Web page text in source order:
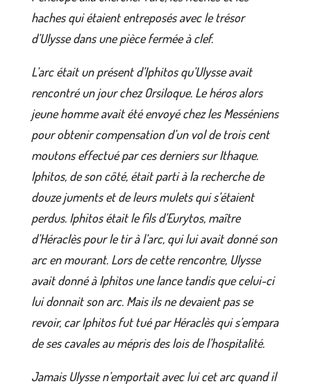
haches qui étaient entreposés avec le trésor
d’Ulysse dans une pièce fermée à clef.
L’arc était un présent d’Iphitos qu’Ulysse avait
rencontré un jour chez Orsiloque. Le héros alors
jeune homme avait été envoyé chez les Messéniens
pour obtenir compensation d’un vol de trois cent
moutons effectué par ces derniers sur Ithaque.
Iphitos, de son côté, était parti à la recherche de
douze juments et de leurs mulets qui s’étaient
perdus. Iphitos était le fils d’Eurytos, maître
d’Héraclès pour le tir à l’arc, qui lui avait donné son
arc en mourant. Lors de cette rencontre, Ulysse
avait donné à Iphitos une lance tandis que celui-ci
lui donnait son arc. Mais ils ne devaient pas se
revoir, car Iphitos fut tué par Héraclès qui s’empara
de ses cavales au mépris des lois de l’hospitalité.
Jamais Ulysse n’emportait avec lui cet arc quand il